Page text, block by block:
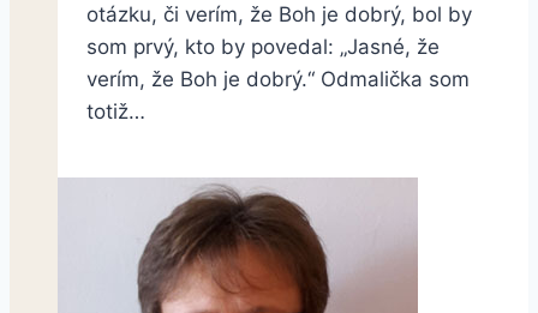
otázku, či verím, že Boh je dobrý, bol by
som prvý, kto by povedal: „Jasné, že
verím, že Boh je dobrý.“ Odmalička som
totiž…